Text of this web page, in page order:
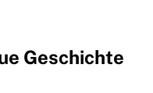
Geschichte